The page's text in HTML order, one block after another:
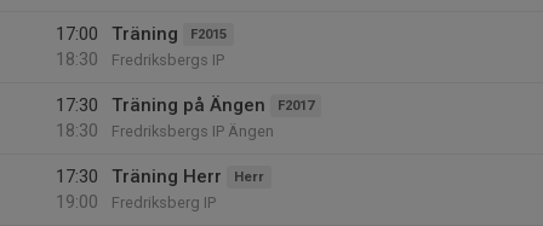
17:00
18:30
Träning F2015
Fredriksbergs IP
17:30
18:30
Träning på Ängen F2017
Fredriksbergs IP Ängen
17:30
19:00
Träning Herr Herr
Fredriksberg IP